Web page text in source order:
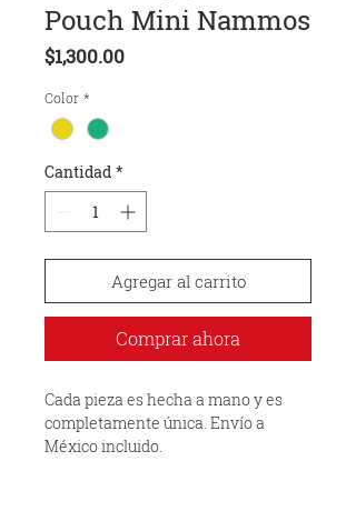
Pouch Mini Nammos
$1,300.00Precio
Color *
Cantidad *
Agregar al carrito
Comprar ahora
Cada pieza es hecha a mano y es
completamente única. Envío a
México incluido.